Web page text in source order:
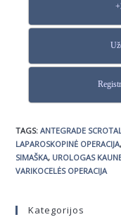
TAGS:ANTEGRADE
LAPAROSKOPINĖ OPERACIJA,
SIMAŠKA, UROLOGAS
VARIKOCELĖS OPERACIJA
Kategorijos